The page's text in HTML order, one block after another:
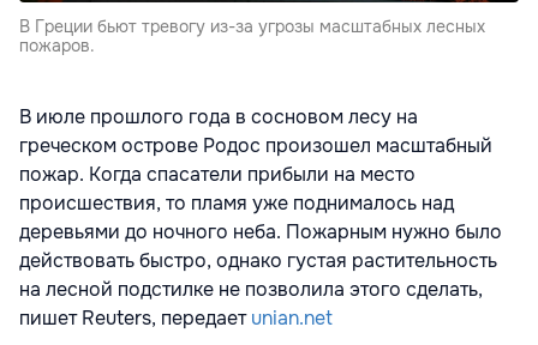
В Греции бьют тревогу из-за угрозы масштабных лесных
пожаров.
В июле прошлого года в сосновом лесу на
греческом острове Родос произошел масштабный
пожар. Когда спасатели прибыли на место
происшествия, то пламя уже поднималось над
деревьями до ночного неба. Пожарным нужно было
действовать быстро, однако густая растительность
на лесной подстилке не позволила этого сделать,
пишет Reuters, передаетunian.net